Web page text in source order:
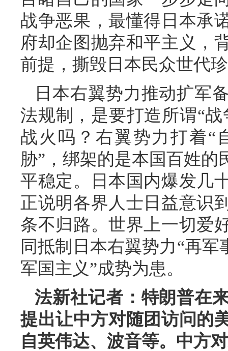
战争恶果，最懂得日本承
府却企图抛弃和平主义，
前提，撕毁日本民众世代
日本右翼势力推动扩军
法规制，是要打造所谓“
战火吗？右翼势力打着“
胁”，绑架的是本国百姓
平稳定。日本国内爆发几
正说明各界人士日益意识
条不归路。世界上一切爱
同抵制日本右翼势力“再
军国主义”成势为患。
法新社记者：特朗普在
提出让中方对随团访问的
自英伟达、波音等。中方